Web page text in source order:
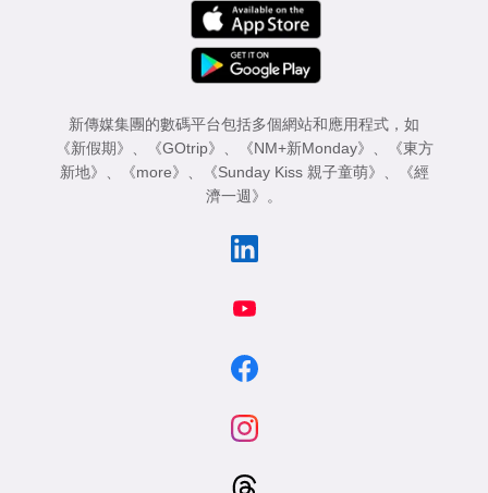
新傳媒集團的數碼平台包括多個網站和應用程式，如
《新假期》 、 《GOtrip》 、 《NM+新Monday》 、
《東方
新地》 、 《more》 、 《Sunday Kiss 親子童萌》 、
《經
濟一週》 。